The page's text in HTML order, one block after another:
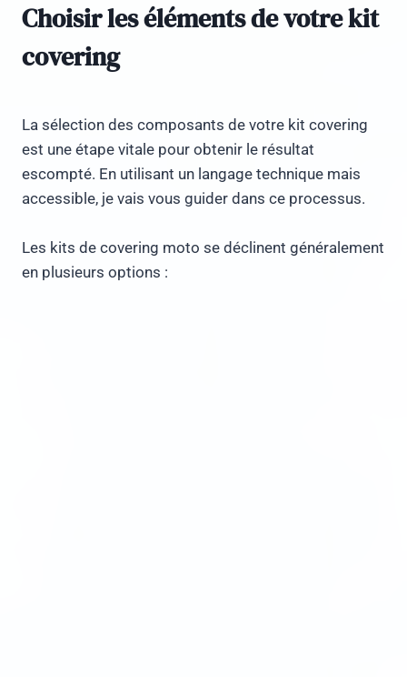
Choisir les éléments de votre kit
covering
La sélection des composants de votre kit covering
est une étape vitale pour obtenir le résultat
escompté. En utilisant un langage technique mais
accessible, je vais vous guider dans ce processus.
Les kits de covering moto se déclinent généralement
en plusieurs options :